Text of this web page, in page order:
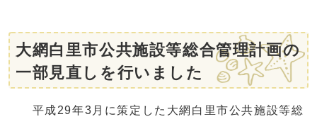
大網白里市公共施設等総合管理計画の
一部見直しを行いました
平成29年3月に策定した大網白里市公共施設等総